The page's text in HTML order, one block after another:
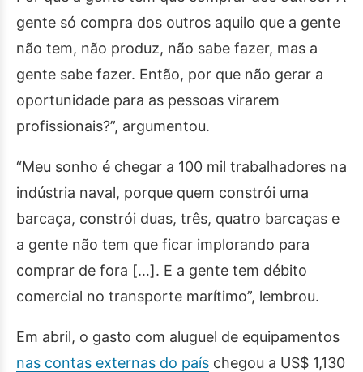
gente só compra dos outros aquilo que a gente
não tem, não produz, não sabe fazer, mas a
gente sabe fazer. Então, por que não gerar a
oportunidade para as pessoas virarem
profissionais?”, argumentou.
“Meu sonho é chegar a 100 mil trabalhadores na
indústria naval, porque quem constrói uma
barcaça, constrói duas, três, quatro barcaças e
a gente não tem que ficar implorando para
comprar de fora […]. E a gente tem débito
comercial no transporte marítimo”, lembrou.
Em abril, o gasto com aluguel de equipamentos
nas contas externas do país chegou a US$ 1,130